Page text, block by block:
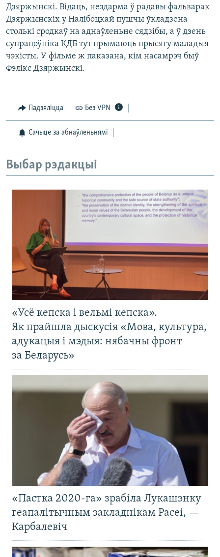
Дзяржынскі. Відаць, нездарма ў радавы фальварак
Дзяржынскіх у Налібоцкай пушчы ўкладзена
столькі сродкаў на аднаўленьне сядзібы, а ў дзень
супрацоўніка КДБ тут прымаюць прысягу маладыя
чэкісты. У фільме ж паказана, кім насамрэч быў
Фэлікс Дзяржынскі.
Падзяліцца Без VPN
Сачыце за абнаўленьнямі
Выбар рэдакцыі
«Усё кепска і вельмі кепска».
Як прайшла дыскусія «Мова, культура,
адукацыя і мэдыя: нябачны фронт
за Беларусь»
«Пастка 2020-га» зрабіла Лукашэнку
геапалітычным закладнікам Расеі, —
Карбалевіч